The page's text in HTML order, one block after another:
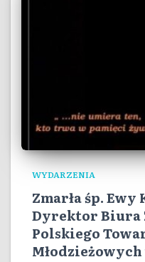
WYDARZENIA
Zmarła śp.
Dyrektor Biura
Polskiego